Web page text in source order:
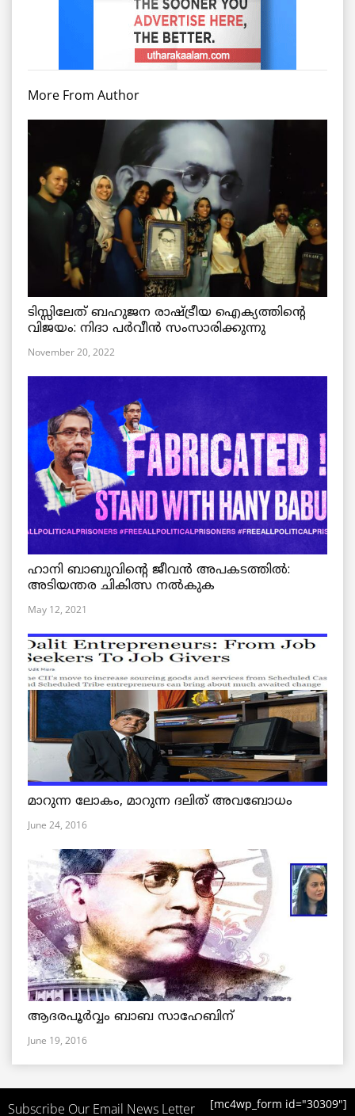
More From Author
ടിസ്സിലേത് ബഹുജന രാഷ്ട്രീയ ഐക്യത്തിന്റെ
വിജയം: നിദാ പർവീൻ സംസാരിക്കുന്നു
November 20, 2022
ഹാനി ബാബുവിന്റെ ജീവൻ അപകടത്തിൽ:
അടിയന്തര ചികിത്സ നൽകുക
May 12, 2021
മാറുന്ന ലോകം, മാറുന്ന ദലിത് അവബോധം
June 24, 2016
ആദരപൂര്‍വ്വം ബാബ സാഹേബിന്
June 19, 2016
Subscribe Our Email News Letter [mc4wp_form id="30309"]